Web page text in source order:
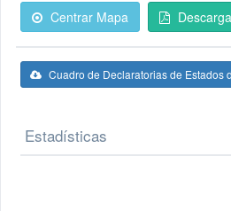
Centrar Mapa
Cuadro de Declaratorias de Estados
Estadísticas